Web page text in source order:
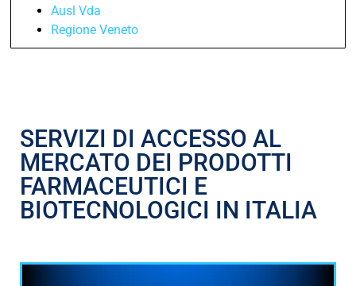
Ausl Vda
Regione Veneto
SERVIZI DI ACCESSO AL
MERCATO DEI PRODOTTI
FARMACEUTICI E
BIOTECNOLOGICI IN ITALIA